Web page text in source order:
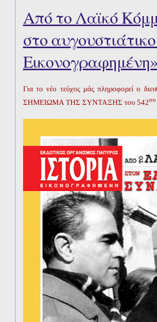
Από το Λαϊκό
στο
Εικονογραφημένη»
Για το νέο τεύχος μάς πληροφορεί ο
ΣΗΜΕΙΩΜΑ ΤΗΣ ΣΥΝΤΑΞΗΣ του 542ου